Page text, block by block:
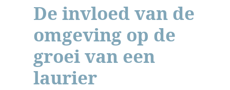
De invloed van de
omgeving op de
groei van een
laurier